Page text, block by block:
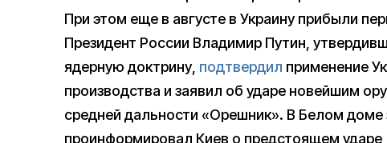
При этом еще в августе в Украину прибыли
Президент России Владимир Путин,
ядерную доктрину, подтвердил применение
производства и заявил об ударе новейшим
средней дальности «Орешник». В Белом доме
проинформировал Киев о предстоящем